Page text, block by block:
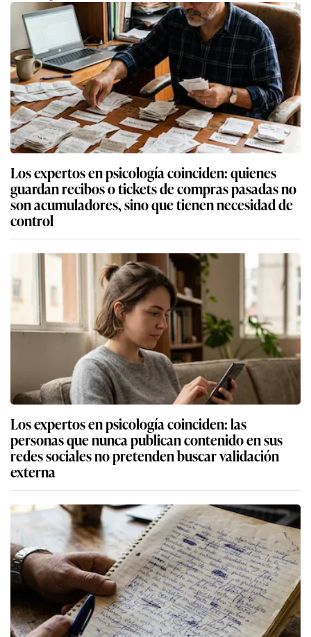
Los expertos en psicología coinciden: quienes
guardan recibos o tickets de compras pasadas no
son acumuladores, sino que tienen necesidad de
control
Los expertos en psicología coinciden: las
personas que nunca publican contenido en sus
redes sociales no pretenden buscar validación
externa